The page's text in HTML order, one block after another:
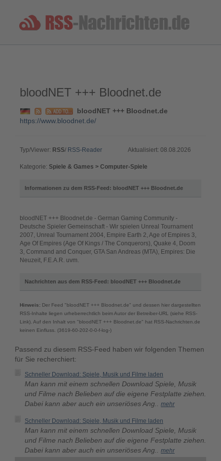
bloodNET +++ Bloodnet.de
bloodNET +++ Bloodnet.de
https://www.bloodnet.de/
Typ/Viewer: RSS/ RSS-Reader Aktualisiert: 08.08.2026
Kategorie: Spiele & Games > Computer-Spiele
Informationen zu dem RSS-Feed: bloodNET +++ Bloodnet.de
bloodNET +++ Bloodnet.de - German Gaming Community -
Deutsche Spieler Gemeinschaft - Wir spielen Unreal Tournament
2007, Unreal Tournament 2004, Empire Earth 2, Age of Empires 3,
Age Of Empires (Age Of Kings / The Conquerors), Quake 4, Doom
3, Command and Conquer, GTA San Andreas (MTA), Empires: Die
Neuzeit, F.E.A.R. uvm.
Nachrichten aus dem RSS-Feed: bloodNET +++ Bloodnet.de
Hinweis: Der Feed "bloodNET +++ Bloodnet.de" und dessen hier dargestellten
RSS-Inhalte liegen urheberrechtlich beim Autor der Betreiber-URL (siehe RSS-
Link). Auf den Inhalt von "bloodNET +++ Bloodnet.de" hat RSS-Nachrichten.de
keinen Einfluss. (3619-60-202-0-0-f-log-)
Passend zu diesem RSS-Feed haben wir folgenden Themen
für Sie recherchiert:
Schneller Download: Spiele, Musik und Filme laden
Man kann mit einem schnellen Download Spiele, Musik
und Filme nach Belieben auf die eigene Festplatte ziehen.
Dabei kann aber auch ein unseriöses Ang.. mehr
Schneller Download: Spiele, Musik und Filme laden
Man kann mit einem schnellen Download Spiele, Musik
und Filme nach Belieben auf die eigene Festplatte ziehen.
Dabei kann aber auch ein unseriöses Ang.. mehr